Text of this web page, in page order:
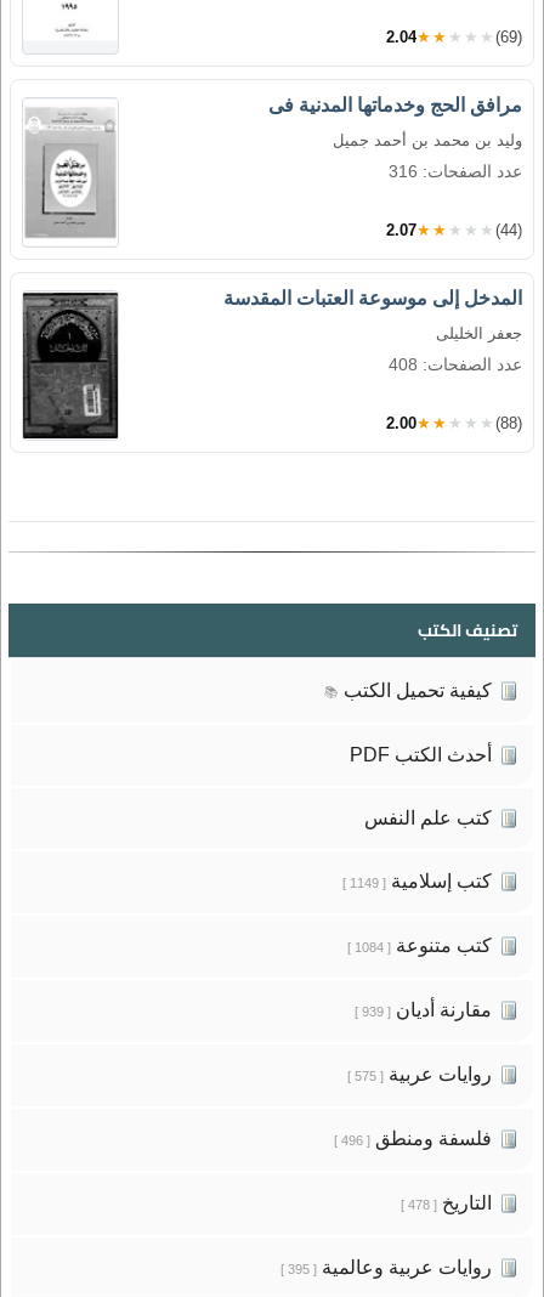
2.04★★★★★ (69)
مرافق الحج وخدماتها المدنية فى
وليد بن محمد بن أحمد جميل
عدد الصفحات: 316
2.07★★★★★ (44)
المدخل إلى موسوعة العتبات المقدسة
جعفر الخليلى
عدد الصفحات: 408
2.00★★★★★ (88)
تصنيف الكتب
كيفية تحميل الكتب 📚
أحدث الكتب PDF
كتب علم النفس
كتب إسلامية[ 1149 ]
كتب متنوعة[ 1084 ]
مقارنة أديان[ 939 ]
روايات عربية[ 575 ]
فلسفة ومنطق[ 496 ]
التاريخ[ 478 ]
روايات عربية وعالمية[ 395 ]